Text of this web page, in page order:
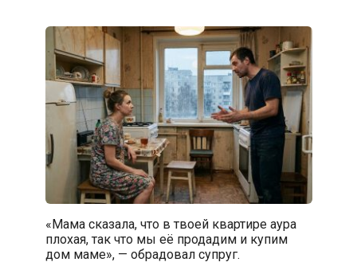
«Мама сказала, что в твоей квартире аура
плохая, так что мы её продадим и купим
дом маме», — обрадовал супруг.